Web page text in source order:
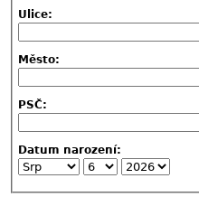
Ulice:
Město:
PSČ:
Datum narození: